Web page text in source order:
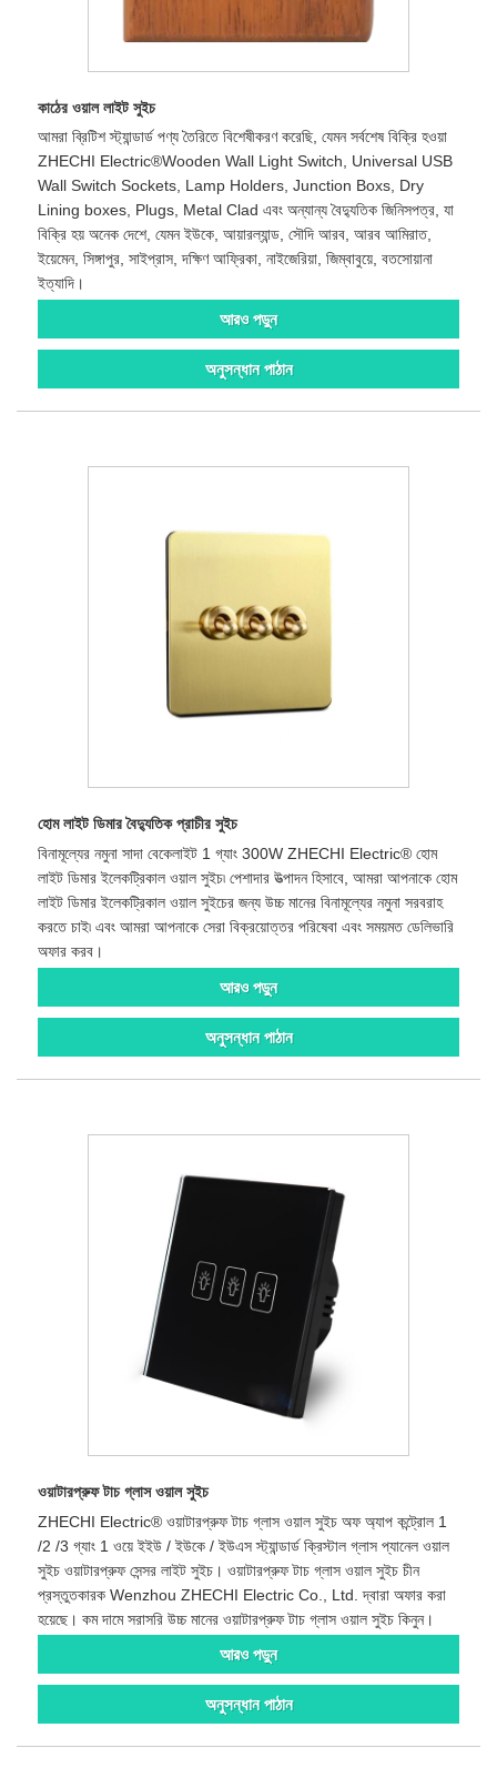
কাঠের ওয়াল লাইট সুইচ
আমরা ব্রিটিশ স্ট্যান্ডার্ড পণ্য তৈরিতে বিশেষীকরণ করেছি, যেমন সর্বশেষ বিক্রি হওয়া
ZHECHI Electric®Wooden Wall Light Switch, Universal USB
Wall Switch Sockets, Lamp Holders, Junction Boxs, Dry
Lining boxes, Plugs, Metal Clad এবং অন্যান্য বৈদ্যুতিক জিনিসপত্র, যা
বিক্রি হয় অনেক দেশে, যেমন ইউকে, আয়ারল্যান্ড, সৌদি আরব, আরব আমিরাত,
ইয়েমেন, সিঙ্গাপুর, সাইপ্রাস, দক্ষিণ আফ্রিকা, নাইজেরিয়া, জিম্বাবুয়ে, বতসোয়ানা
ইত্যাদি।
আরও পড়ুন
অনুসন্ধান পাঠান
হোম লাইট ডিমার বৈদ্যুতিক প্রাচীর সুইচ
বিনামূল্যের নমুনা সাদা বেকেলাইট 1 গ্যাং 300W ZHECHI Electric® হোম
লাইট ডিমার ইলেকট্রিকাল ওয়াল সুইচ৷ পেশাদার উত্পাদন হিসাবে, আমরা আপনাকে হোম
লাইট ডিমার ইলেকট্রিকাল ওয়াল সুইচের জন্য উচ্চ মানের বিনামূল্যের নমুনা সরবরাহ
করতে চাই৷ এবং আমরা আপনাকে সেরা বিক্রয়োত্তর পরিষেবা এবং সময়মত ডেলিভারি
অফার করব।
আরও পড়ুন
অনুসন্ধান পাঠান
ওয়াটারপ্রুফ টাচ গ্লাস ওয়াল সুইচ
ZHECHI Electric® ওয়াটারপ্রুফ টাচ গ্লাস ওয়াল সুইচ অফ অ্যাপ কন্ট্রোল 1
/2 /3 গ্যাং 1 ওয়ে ইইউ / ইউকে / ইউএস স্ট্যান্ডার্ড ক্রিস্টাল গ্লাস প্যানেল ওয়াল
সুইচ ওয়াটারপ্রুফ সেন্সর লাইট সুইচ। ওয়াটারপ্রুফ টাচ গ্লাস ওয়াল সুইচ চীন
প্রস্তুতকারক Wenzhou ZHECHI Electric Co., Ltd. দ্বারা অফার করা
হয়েছে। কম দামে সরাসরি উচ্চ মানের ওয়াটারপ্রুফ টাচ গ্লাস ওয়াল সুইচ কিনুন।
আরও পড়ুন
অনুসন্ধান পাঠান